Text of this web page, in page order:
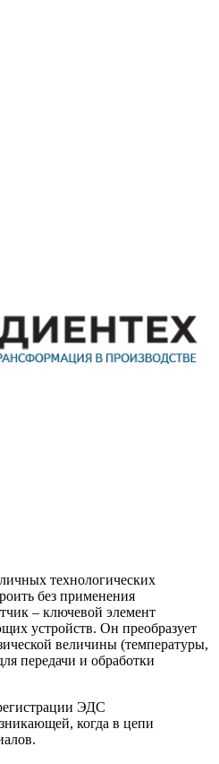
технологических
без применения
– ключевой элемент
устройств. Он преобразует
величины (температуры,
передачи и обработки
ЭДС
когда в цепи